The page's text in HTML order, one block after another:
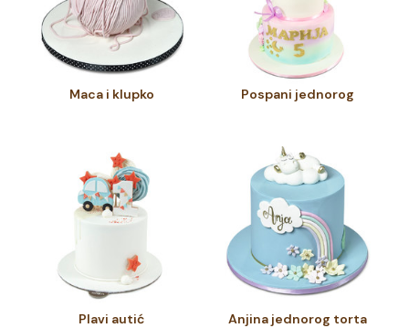
Maca i klupko Pospani jednorog
Plavi autić Anjina jednorog torta